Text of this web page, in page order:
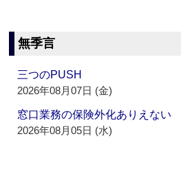
無季言
三つのPUSH
2026年08月07日 (金)
窓口業務の保険外化ありえない
2026年08月05日 (水)